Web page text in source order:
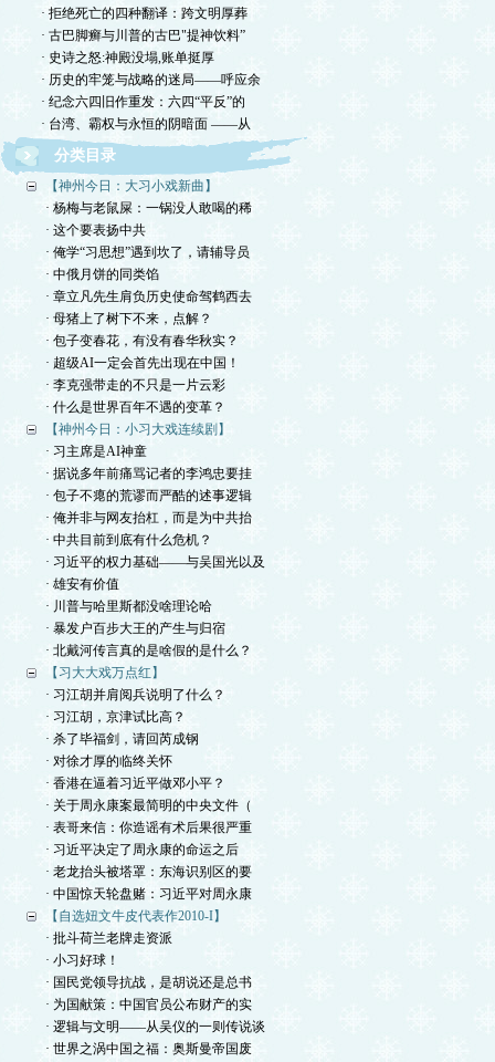
· 拒绝死亡的四种翻译：跨文明厚葬
· 古巴脚癣与川普的古巴"提神饮料”
· 史诗之怒:神殿没塌,账单挺厚
· 历史的牢笼与战略的迷局——呼应余
· 纪念六四旧作重发：六四“平反”的
· 台湾、霸权与永恒的阴暗面 ——从
分类目录
【神州今日：大习小戏新曲】
· 杨梅与老鼠屎：一锅没人敢喝的稀
· 这个要表扬中共
· 俺学“习思想”遇到坎了，请辅导员
· 中俄月饼的同类馅
· 章立凡先生肩负历史使命驾鹤西去
· 母猪上了树下不来，点解？
· 包子变春花，有没有春华秋实？
· 超级AI一定会首先出现在中国！
· 李克强带走的不只是一片云彩
· 什么是世界百年不遇的变革？
【神州今日：小习大戏连续剧】
· 习主席是AI神童
· 据说多年前痛骂记者的李鸿忠要挂
· 包子不瘪的荒谬而严酷的述事逻辑
· 俺并非与网友抬杠，而是为中共抬
· 中共目前到底有什么危机？
· 习近平的权力基础——与吴国光以及
· 雄安有价值
· 川普与哈里斯都没啥理论哈
· 暴发户百步大王的产生与归宿
· 北戴河传言真的是啥假的是什么？
【习大大戏万点红】
· 习江胡并肩阅兵说明了什么？
· 习江胡，京津试比高？
· 杀了毕福剑，请回芮成钢
· 对徐才厚的临终关怀
· 香港在逼着习近平做邓小平？
· 关于周永康案最简明的中央文件（
· 表哥来信：你造谣有术后果很严重
· 习近平决定了周永康的命运之后
· 老龙抬头被塔罩：东海识别区的要
· 中国惊天轮盘赌：习近平对周永康
【自选妞文牛皮代表作2010-I】
· 批斗荷兰老牌走资派
· 小习好球！
· 国民党领导抗战，是胡说还是总书
· 为国献策：中国官员公布财产的实
· 逻辑与文明——从吴仪的一则传说谈
· 世界之涡中国之福：奥斯曼帝国废